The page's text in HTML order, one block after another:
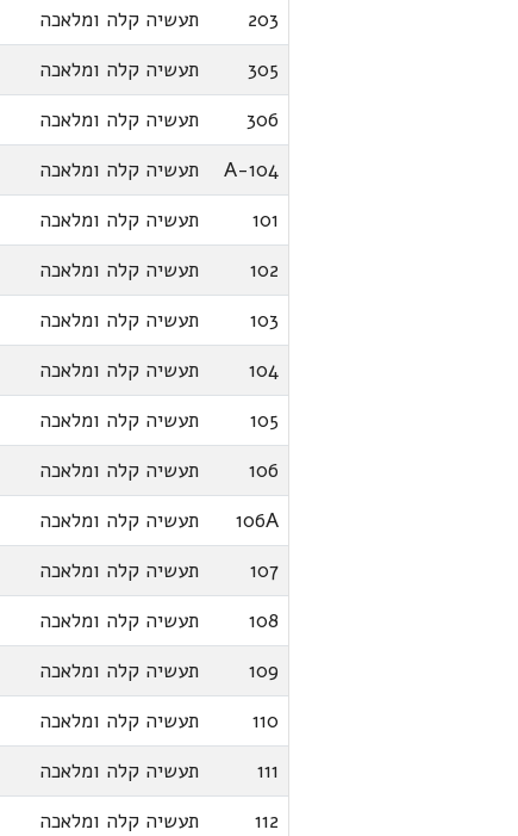
203
תעשיה קלה ומלאכה
305
תעשיה קלה ומלאכה
306
תעשיה קלה ומלאכה
A-104
תעשיה קלה ומלאכה
101
תעשיה קלה ומלאכה
102
תעשיה קלה ומלאכה
103
תעשיה קלה ומלאכה
104
תעשיה קלה ומלאכה
105
תעשיה קלה ומלאכה
106
תעשיה קלה ומלאכה
106A
תעשיה קלה ומלאכה
107
תעשיה קלה ומלאכה
108
תעשיה קלה ומלאכה
109
תעשיה קלה ומלאכה
110
תעשיה קלה ומלאכה
111
תעשיה קלה ומלאכה
112
תעשיה קלה ומלאכה